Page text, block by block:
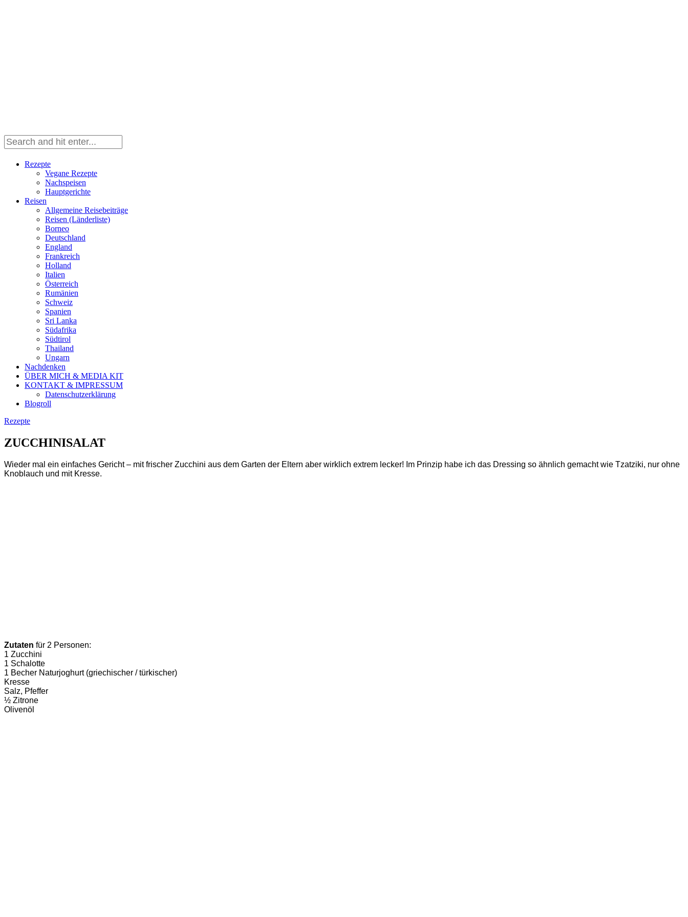
Rezepte
Vegane Rezepte
Nachspeisen
Hauptgerichte
Reisen
Allgemeine Reisebeiträge
Reisen (Länderliste)
Borneo
Deutschland
England
Frankreich
Holland
Italien
Österreich
Rumänien
Schweiz
Spanien
Sri Lanka
Südafrika
Südtirol
Thailand
Ungarn
Nachdenken
ÜBER MICH & MEDIA KIT
KONTAKT & IMPRESSUM
Datenschutzerklärung
Blogroll
Rezepte
ZUCCHINISALAT
Wieder mal ein einfaches Gericht – mit frischer Zucchini aus dem Garten der Eltern aber wirklich extrem lecker! Im Prinzip habe ich das Dressing so ähnlich gemacht wie Tzatziki, nur ohne
Knoblauch und mit Kresse.
Zutaten für 2 Personen:
1 Zucchini
1 Schalotte
1 Becher Naturjoghurt (griechischer / türkischer)
Kresse
Salz, Pfeffer
½ Zitrone
Olivenöl